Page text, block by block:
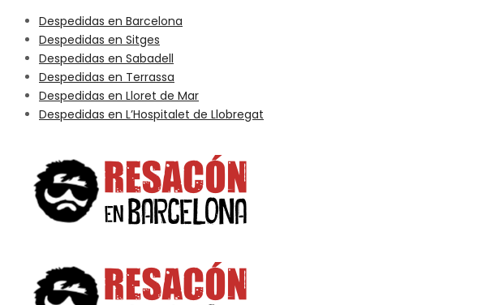
Despedidas en Barcelona
Despedidas en Sitges
Despedidas en Sabadell
Despedidas en Terrassa
Despedidas en Lloret de Mar
Despedidas en L’Hospitalet de Llobregat